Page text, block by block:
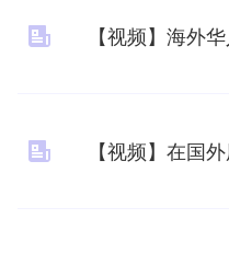
【视频】海外
【视频】在国